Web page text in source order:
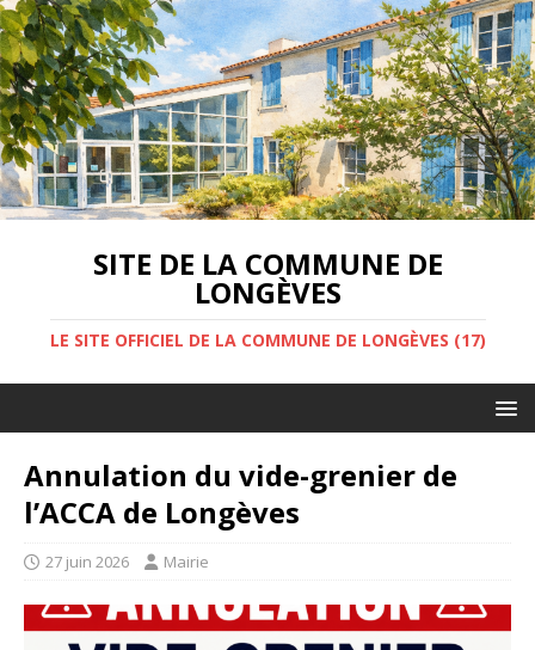
SITE DE LA COMMUNE DE
LONGÈVES
LE SITE OFFICIEL DE LA COMMUNE DE LONGÈVES (17)
Annulation du vide-grenier de
l’ACCA de Longèves
27 juin 2026 Mairie